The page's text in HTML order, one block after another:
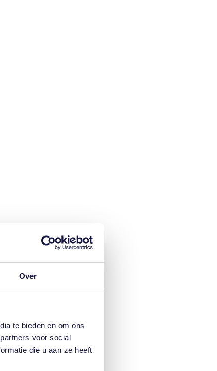
Over
te bieden en om ons
voor social
die u aan ze heeft